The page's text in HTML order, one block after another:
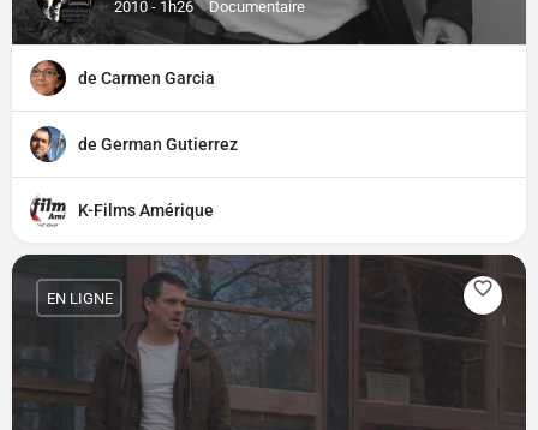
2010 - 1h26 Documentaire
de Carmen Garcia
de German Gutierrez
K-Films Amérique
EN LIGNE